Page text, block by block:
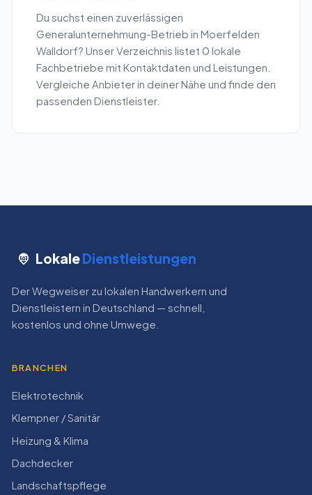
Du suchst einen zuverlässigen
Generalunternehmung-Betrieb in Moerfelden
Walldorf? Unser Verzeichnis listet 0 lokale
Fachbetriebe mit Kontaktdaten und Leistungen.
Vergleiche Anbieter in deiner Nähe und finde den
passenden Dienstleister.
LokaleDienstleistungen
Der Wegweiser zu lokalen Handwerkern und
Dienstleistern in Deutschland — schnell,
kostenlos und ohne Umwege.
BRANCHEN
Elektrotechnik
Klempner / Sanitär
Heizung & Klima
Dachdecker
Landschaftspflege